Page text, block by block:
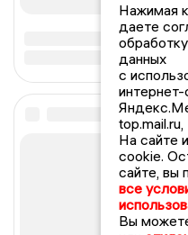
Нажимая
даете
данных
с
На сайте
cookie.
сайте, вы
все
Вы